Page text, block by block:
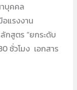
บุคคล
แรงงาน
กสูตร “ยกระดับ
ชั่วโมง เอกสาร